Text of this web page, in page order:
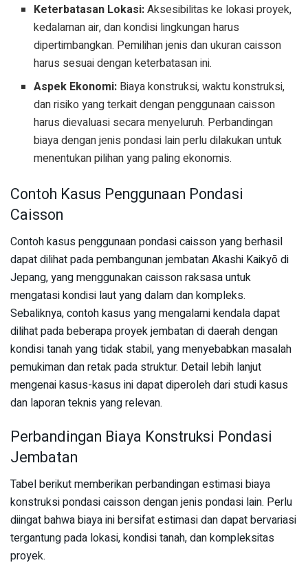
Keterbatasan Lokasi:Aksesibilitas ke lokasi proyek,
kedalaman air, dan kondisi lingkungan harus
dipertimbangkan. Pemilihan jenis dan ukuran caisson
harus sesuai dengan keterbatasan ini.
Aspek Ekonomi: Biaya konstruksi, waktu konstruksi,
dan risiko yang terkait dengan penggunaan caisson
harus dievaluasi secara menyeluruh. Perbandingan
biaya dengan jenis pondasi lain perlu dilakukan untuk
menentukan pilihan yang paling ekonomis.
Contoh Kasus Penggunaan Pondasi
Caisson
Contoh kasus penggunaan pondasi caisson yang berhasil
dapat dilihat pada pembangunan jembatan Akashi Kaikyō di
Jepang, yang menggunakan caisson raksasa untuk
mengatasi kondisi laut yang dalam dan kompleks.
Sebaliknya, contoh kasus yang mengalami kendala dapat
dilihat pada beberapa proyek jembatan di daerah dengan
kondisi tanah yang tidak stabil, yang menyebabkan masalah
pemukiman dan retak pada struktur. Detail lebih lanjut
mengenai kasus-kasus ini dapat diperoleh dari studi kasus
dan laporan teknis yang relevan.
Perbandingan Biaya Konstruksi Pondasi
Jembatan
Tabel berikut memberikan perbandingan estimasi biaya
konstruksi pondasi caisson dengan jenis pondasi lain. Perlu
diingat bahwa biaya ini bersifat estimasi dan dapat bervariasi
tergantung pada lokasi, kondisi tanah, dan kompleksitas
proyek.